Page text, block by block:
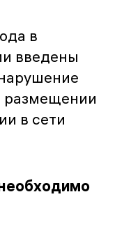
в
введены
размещении
в сети